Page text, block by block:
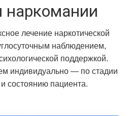
наркомании
лечение наркотической
наблюдением,
поддержкой.
индивидуально — по стадии
состоянию пациента.